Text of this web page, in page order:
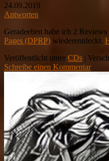
24.09.2019
Antworten
Geradeeben habe ich 2 Reviews
Pages (DPRP) wiederentdeckt.
Veröffentlicht unter CDs |
Schreibe einen Kommentar